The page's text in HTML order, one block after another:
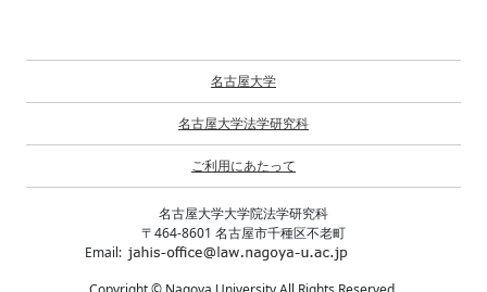
名古屋大学
名古屋大学法学研究科
ご利用にあたって
名古屋大学大学院法学研究科
〒464-8601 名古屋市千種区不老町
Email: